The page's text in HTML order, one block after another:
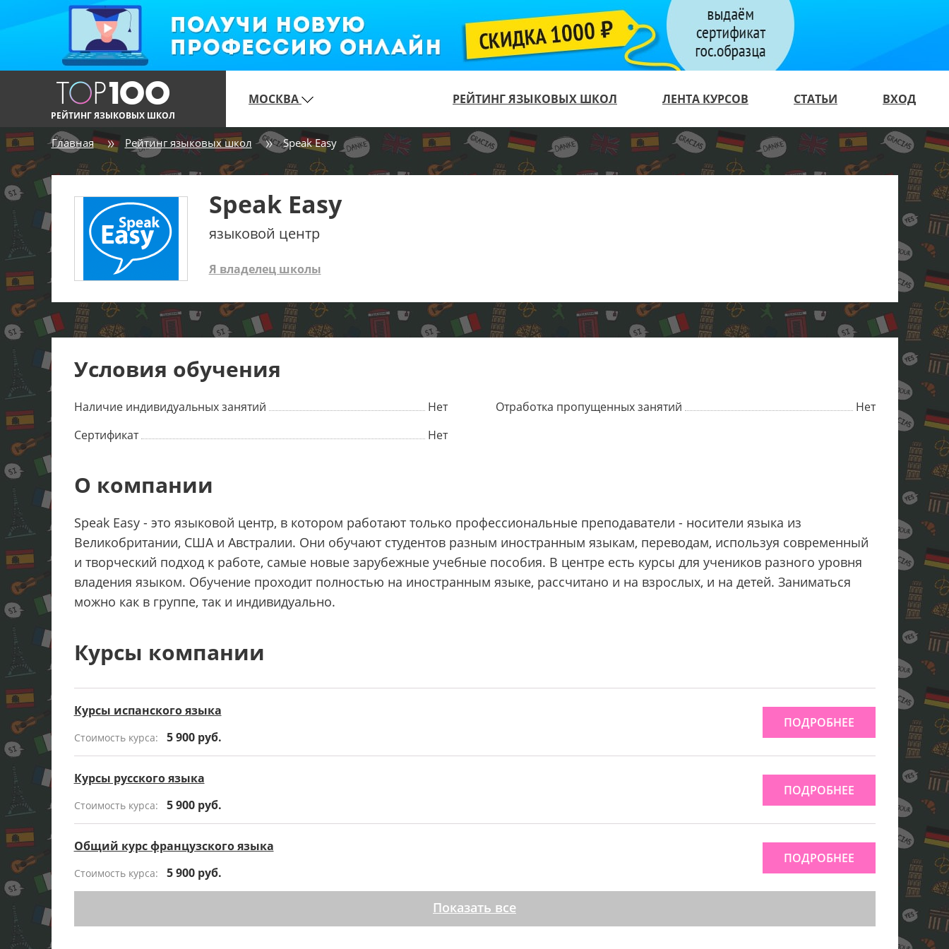
РЕЙТИНГ ЯЗЫКОВЫХ ШКОЛ
МОСКВА РЕЙТИНГ ЯЗЫКОВЫХ ШКОЛ ЛЕНТА КУРСОВ СТАТЬИ ВХОД
Главная Рейтинг языковых школ Speak Easy
Speak Easy
языковой центр
Я владелец школы
Условия обучения
Наличие индивидуальных занятий Нет Отработка пропущенных занятий
Нет
Сертификат
Нет
О компании
Speak Easy - это языковой центр, в котором работают только профессиональные преподаватели - носители языка из
Великобритании, США и Австралии. Они обучают студентов разным иностранным языкам, переводам, используя современный
и творческий подход к работе, самые новые зарубежные учебные пособия. В центре есть курсы для учеников разного уровня
владения языком. Обучение проходит полностью на иностранным языке, рассчитано и на взрослых, и на детей. Заниматься
можно как в группе, так и индивидуально.
Курсы компании
Курсы испанского языка
Стоимость курса: 5 900 руб.
ПОДРОБНЕЕ
Курсы русского языка
Стоимость курса: 5 900 руб.
ПОДРОБНЕЕ
Общий курс французского языка
Стоимость курса: 5 900 руб.
ПОДРОБНЕЕ
Показать все